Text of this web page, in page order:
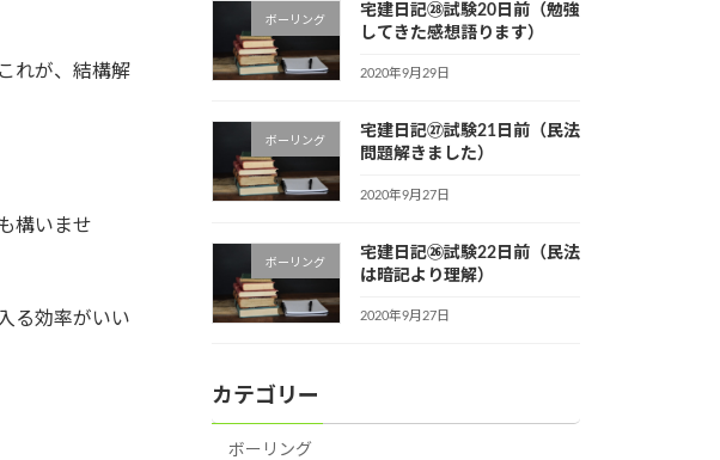
れが、結構解
構いませ
る効率がいい
ボーリング
宅建日記㉘試験20日前（勉強
してきた感想語ります）
2020年9月29日
ボーリング
宅建日記㉗試験21日前（民法
問題解きました）
2020年9月27日
ボーリング
宅建日記㉖試験22日前（民法
は暗記より理解）
2020年9月27日
カテゴリー
ボーリング